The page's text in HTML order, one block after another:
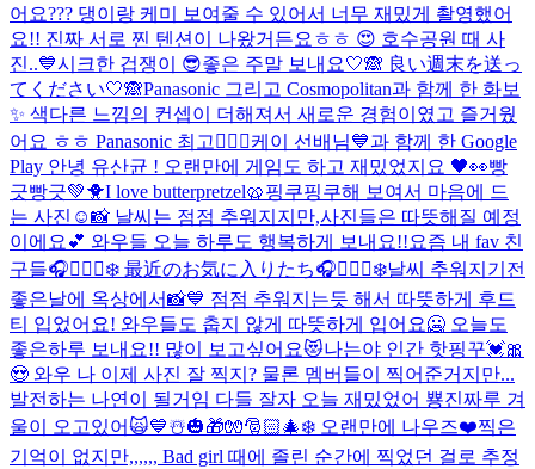
어요??? 댕이랑 케미 보여줄 수 있어서 너무 재밌게 촬영했어
요!! 진짜 서로 찐 텐션이 나왔거든요ㅎㅎ 😍 호수공원 때 사
진..💙시크한 겁쟁이 😎좋은 주말 보내요🤍🙈 良い週末を送っ
てください🤍🙈Panasonic 그리고 Cosmopolitan과 함께 한 화보
✨ 색다른 느낌의 컨셉이 더해져서 새로운 경험이였고 즐거웠
어요 ㅎㅎ Panasonic 최고👍🏻💓케이 선배님💙과 함께 한 Google
Play 안녕 유산균 ! 오랜만에 게임도 하고 재밌었지요 🖤👀빵
긋빵긋💚🐥I love butterpretzel🥨핑쿠핑쿠해 보여서 마음에 드
는 사진☺️📸 날씨는 점점 추워지지만,사진들은 따뜻해질 예정
이에요💕 와우들 오늘 하루도 행복하게 보내요!!요즘 내 fav 친
구들🎧🧘🏻‍♀️❄️ 最近のお気に入りたち🎧🧘🏻‍♀️❄️날씨 추워지기전
좋은날에 옥상에서📸💙 점점 추워지는듯 해서 따뜻하게 후드
티 입었어요! 와우들도 춥지 않게 따뜻하게 입어요🥶 오늘도
좋은하루 보내요!! 많이 보고싶어요😻나는야 인간 핫핑꾸💓🎀
😍 와우 나 이제 사진 잘 찍지? 물론 멤버들이 찍어준거지만...
발전하는 나연이 될거임 다들 잘자 오늘 재밌었어 뿅진짜루 겨
울이 오고있어🙀💙☃️🎃🎁🧤🎅🏻🎄❄️ 오랜만에 나우즈❤️찍은
기억이 없지만,,,,,, Bad girl 때에 졸린 순간에 찍었던 걸로 추정